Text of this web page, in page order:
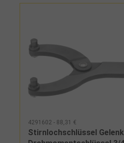
4291602 - 88,31 €
Stirnlochschlüssel